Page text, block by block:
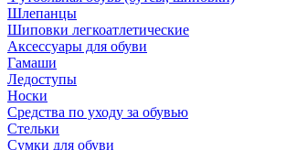
Шлепанцы
Шиповки легкоатлетические
Аксессуары для обуви
Гамаши
Ледоступы
Носки
Средства по уходу за обувью
Стельки
Сумки для обуви